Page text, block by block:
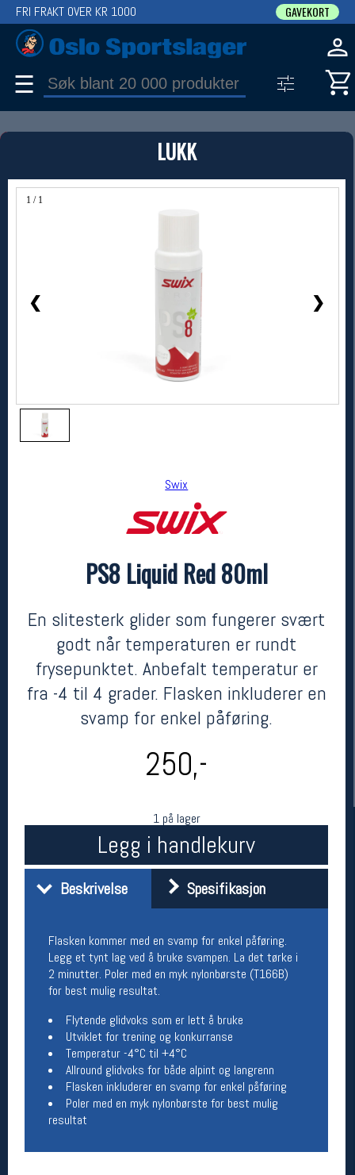
LUKK
1 / 1
❮ ❯
Swix
PS8 Liquid Red 80ml
En slitesterk glider som fungerer svært
godt når temperaturen er rundt
frysepunktet. Anbefalt temperatur er
fra -4 til 4 grader. Flasken inkluderer en
svamp for enkel påføring.
250,-
1 på lager
Legg i handlekurv
Beskrivelse Spesifikasjon
Flasken kommer med en svamp for enkel påføring.
Legg et tynt lag ved å bruke svampen. La det tørke i
2 minutter. Poler med en myk nylonbørste (T166B)
for best mulig resultat.
Flytende glidvoks som er lett å bruke
Utviklet for trening og konkurranse
Temperatur -4°C til +4°C
Allround glidvoks for både alpint og langrenn
Flasken inkluderer en svamp for enkel påføring
Poler med en myk nylonbørste for best mulig
resultat
FRI FRAKT OVER KR 1000 GAVEKORT
☰
PRODUKT
Produkter (1)
Bruk filter til å spisse søket
Swix
PS8 Liquid Red 80ml
kr 250
Her finner du oss
Torggata 20
0183 Oslo
Telefon: 23 32 62 00
(telefontid man-fredag klokken 10-13)
Om oss
Kontakt oss
Åpningstider butikk
Man-Fredag:
11-18
Lørdag: